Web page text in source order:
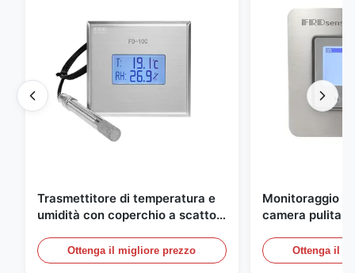
Trasmettitore di temperatura e
umidità con coperchio a scatto
acciaio inossidabile 316L
Ottenga il migliore prezzo
Monitoraggio
camera pulita
inossidabile
medico/fumo
Ottenga il